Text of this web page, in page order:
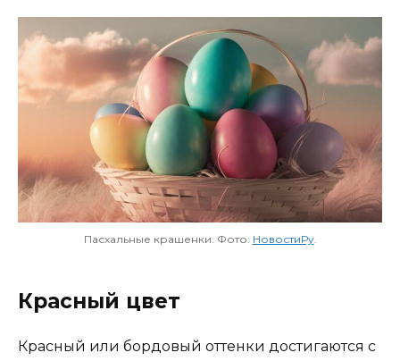
Пасхальные крашенки. Фото: НовостиРу.
Красный цвет
Красный или бордовый оттенки достигаются с